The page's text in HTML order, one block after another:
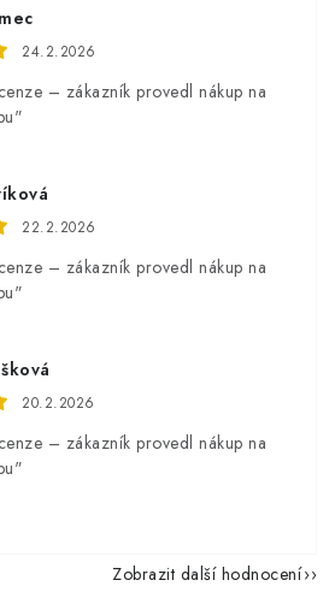
24.2.2026
– zákazník provedl nákup na
22.2.2026
– zákazník provedl nákup na
20.2.2026
– zákazník provedl nákup na
Zobrazit další hodnocení